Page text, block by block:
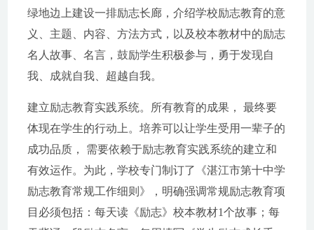
绿地边上建设一排励志长廊，介绍学校励志教育的意
义、主题、内容、方法方式，以及校本教材中的励志
名人故事、名言，鼓励学生积极参与，勇于发现自
我、成就自我、超越自我。
建立励志教育实践系统。所有教育的成果， 最终要
体现在学生的行动上。培养可以让学生受用一辈子的
成功品质， 需要依赖于励志教育实践系统的建立和
有效运作。为此，学校专门制订了《湛江市第十中学
励志教育常规工作细则》，明确强调常规励志教育项
目必须包括：每天读《励志》校本教材1个故事；每